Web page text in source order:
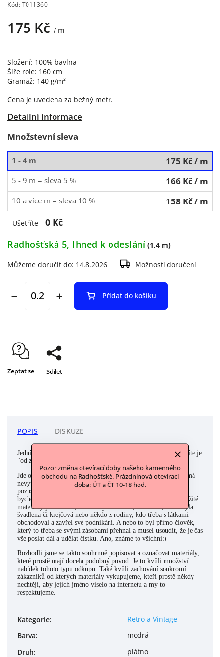
Pozor změna otevírací doby našeho kamenného
obchodu na Radhošťské. Prázdninová otevírací
doba: ÚT a ČT 10-18 hod.
Kód: T011360
175 Kč / m
Složení: 100% bavlna
Šíře role: 160 cm
Gramáž: 140 g/m²
Cena je uvedena za bežný metr.
Detailní informace
Množstevní sleva
1 - 4 m 175 Kč/ m
5 - 9 m = sleva 5 % 166 Kč/ m
10 a více m = sleva 10 % 158 Kč/ m
Ušetříte
0 Kč
Radhošťská 5, Ihned k odeslání (1,4 m)
Můžeme doručit do: 14.8.2026 Možnosti doručení
Přidat do košíku
Zeptat se Sdílet
POPIS DISKUZE
Jedním z nejčastějších původů materiálů, na který u nás narazíte je
"od zákaznic/zákazníků". Tomu tak je i u tohoto materiálu.
Jde o materiály, od Vás. Hodně z Vás se nám totiž ozývá, že má
nevyužité materiály nebo galanterii (ať své vlastní nebo z
pozůstalosti po některém z členů rodiny a blízkých) a jestli
bychom tyto materiály nechtěli odkoupit. Často to jsou nevyužité
materiály po babičce, která celý život šila, mamince, která byla
švadlena či krejčová nebo někdo z rodiny, kdo třeba s látkami
obchodoval a zavřel své podnikání. A nebo to byl přímo člověk,
který to třeba se svými zásobami přehnal a musel usoudit, že je čas
vše poslat dál a udělat čistku. Ano, známe to všichni:)
Rozhodli jsme se takto souhrnně popisovat a označovat materiály,
které prostě mají docela podobný původ. Je to kvůli množství
nabídek tohoto typu odkupů. Také kvůli zachování soukromí
zákazníků od kterých materiály vykupujeme, kteří prostě někdy
nechtějí, aby jejich jméno viselo na internetu a my to
respektujeme.
Kategorie:
Retro a Vintage
Barva:
modrá
Druh:
plátno